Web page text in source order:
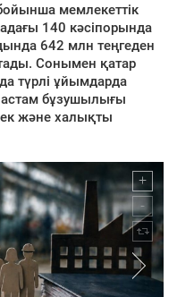
мемлекеттік
140 кәсіпорында
642 млн теңгеден
Сонымен қатар
түрлі ұйымдарда
бұзушылығы
және халықты